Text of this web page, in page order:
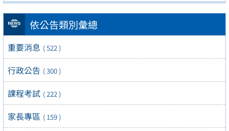
依公告類別彙總
重要消息 ( 522 )
行政公告 ( 300 )
課程考試 ( 222 )
家長專區 ( 159 )